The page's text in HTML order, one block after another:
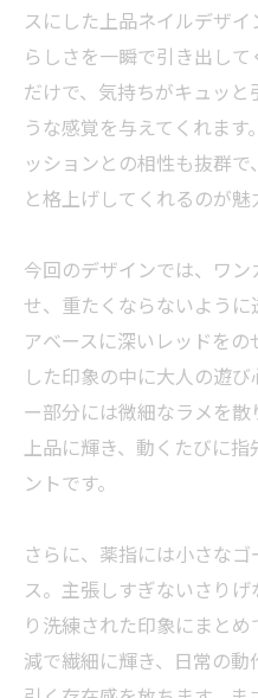
スにした上品ネイルデザ
らしさを一瞬で引き出し
だけで、気持ちがキュッ
うな感覚を与えてくれま
ッションとの相性も抜群
と格上げしてくれるのが魅
今回のデザインでは、ワ
せ、重たくならないよう
アベースに深いレッドを
した印象の中に大人の遊
ー部分には微細なラメを
上品に輝き、動くたびに
ントです。
さらに、薬指には小さな
ス。主張しすぎないさり
り洗練された印象にまと
減で繊細に輝き、日常の